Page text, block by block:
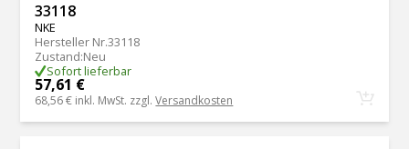
33118
NKE
Hersteller Nr.33118
Zustand:Neu
Sofort lieferbar
57,61 €
68,56 € inkl. MwSt. zzgl.Versandkosten